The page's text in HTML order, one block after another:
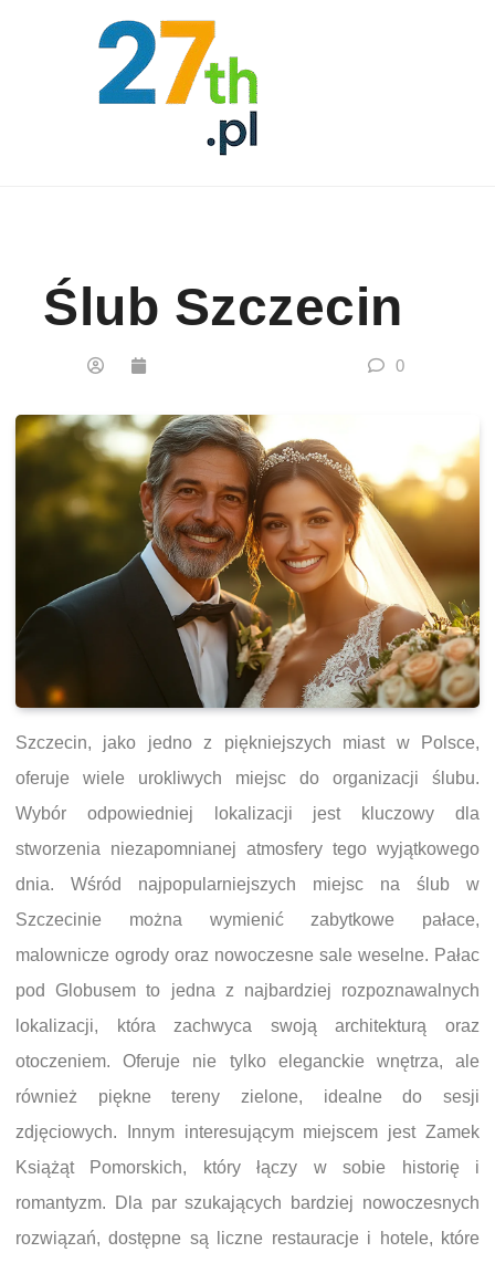
Ślub Szczecin
0
Szczecin, jako jedno z piękniejszych miast w Polsce,
oferuje wiele urokliwych miejsc do organizacji ślubu.
Wybór odpowiedniej lokalizacji jest kluczowy dla
stworzenia niezapomnianej atmosfery tego wyjątkowego
dnia. Wśród najpopularniejszych miejsc na ślub w
Szczecinie można wymienić zabytkowe pałace,
malownicze ogrody oraz nowoczesne sale weselne. Pałac
pod Globusem to jedna z najbardziej rozpoznawalnych
lokalizacji, która zachwyca swoją architekturą oraz
otoczeniem. Oferuje nie tylko eleganckie wnętrza, ale
również piękne tereny zielone, idealne do sesji
zdjęciowych. Innym interesującym miejscem jest Zamek
Książąt Pomorskich, który łączy w sobie historię i
romantyzm. Dla par szukających bardziej nowoczesnych
rozwiązań, dostępne są liczne restauracje i hotele, które